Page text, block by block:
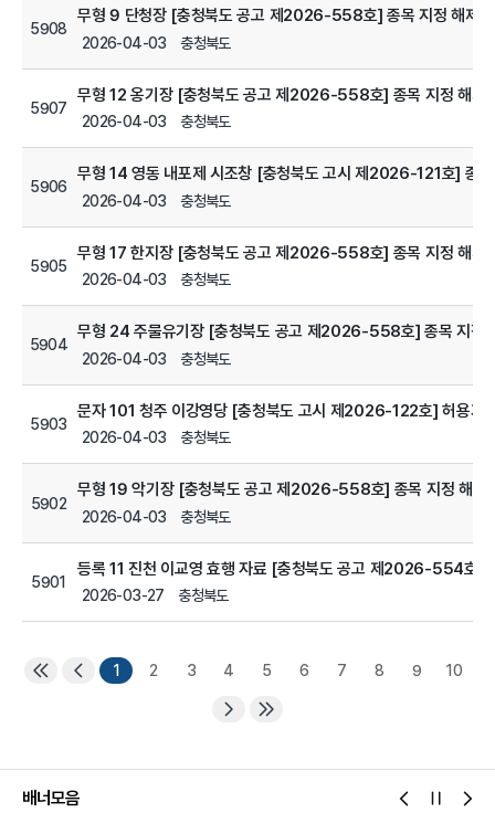
5908
무형 9 단청장 [충청북도 공고 제2026-558호] 종목 지정 해제
2026-04-03 충청북도
5907
무형 12 옹기장 [충청북도 공고 제2026-558호] 종목 지정 해제
2026-04-03 충청북도
5906
무형 14 영동 내포제 시조창 [충청북도 고시 제2026-121호] 종목
2026-04-03 충청북도
5905
무형 17 한지장 [충청북도 공고 제2026-558호] 종목 지정 해제
2026-04-03 충청북도
5904
무형 24 주물유기장 [충청북도 공고 제2026-558호] 종목 지정
2026-04-03 충청북도
5903
문자 101 청주 이강영당 [충청북도 고시 제2026-122호] 허용기
2026-04-03 충청북도
5902
무형 19 악기장 [충청북도 공고 제2026-558호] 종목 지정 해제
2026-04-03 충청북도
5901
등록 11 진천 이교영 효행 자료 [충청북도 공고 제2026-554호]
2026-03-27 충청북도
1 2 3 4 5 6 7 8 9 10
배너모음